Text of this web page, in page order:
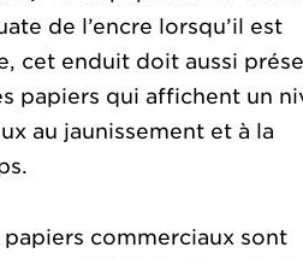
de l’encre lorsqu’il est
cet enduit doit aussi
papiers qui affichent un
au jaunissement et à la
commerciaux sont